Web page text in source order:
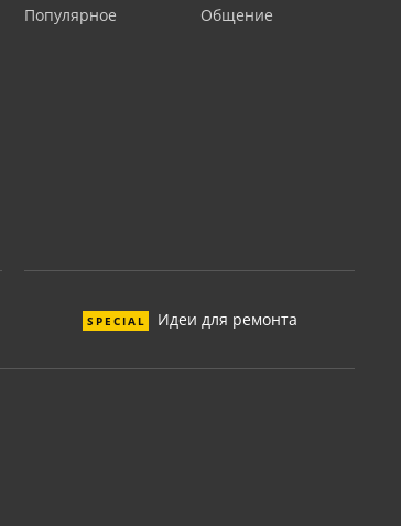
Популярное Общение
SPECIAL Идеи для ремонта